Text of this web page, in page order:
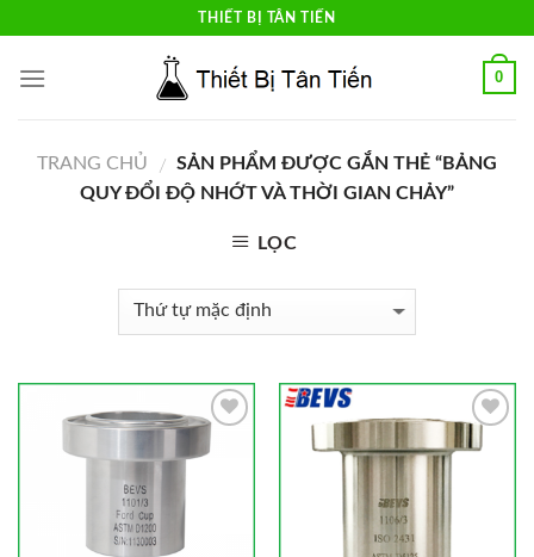
content
THIẾT BỊ TÂN TIẾN
0
TRANG CHỦ / SẢN PHẨM ĐƯỢC GẮN THẺ “BẢNG
QUY ĐỔI ĐỘ NHỚT VÀ THỜI GIAN CHẢY”
LỌC
Add to
Wishlist
Add to